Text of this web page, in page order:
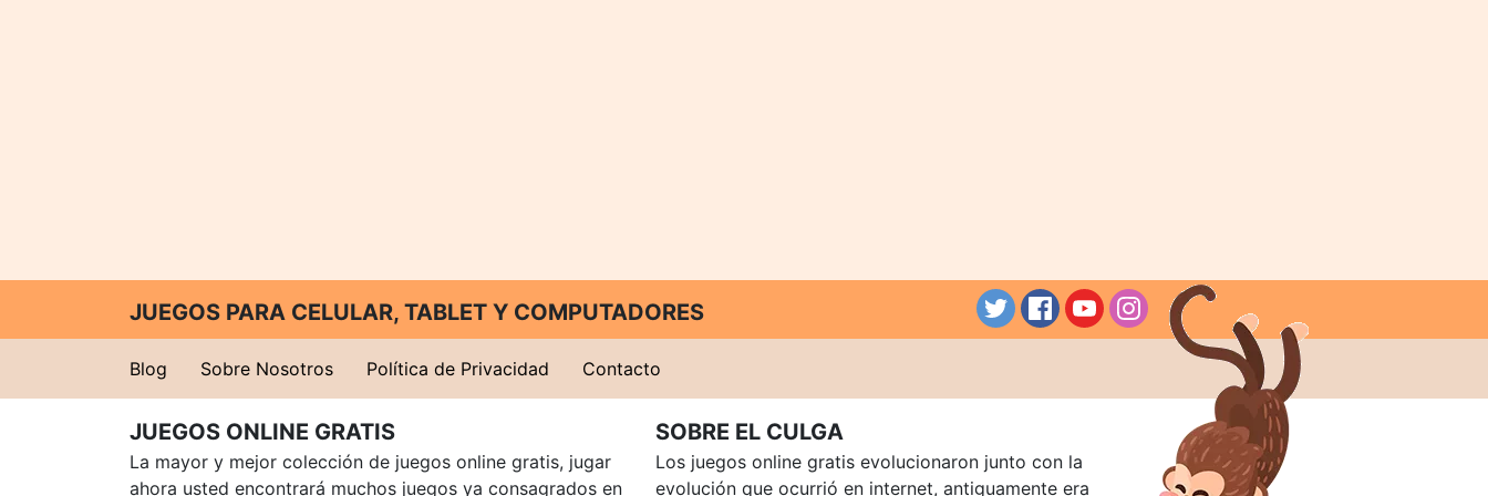
JUEGOS PARA CELULAR, TABLET Y COMPUTADORES
Blog Sobre Nosotros Política de Privacidad Contacto
JUEGOS ONLINE GRATIS
La mayor y mejor colección de juegos online gratis, jugar
ahora usted encontrará muchos juegos ya consagrados en
SOBRE EL CULGA
Los juegos online gratis evolucionaron junto con la
evolución que ocurrió en internet, antiguamente era